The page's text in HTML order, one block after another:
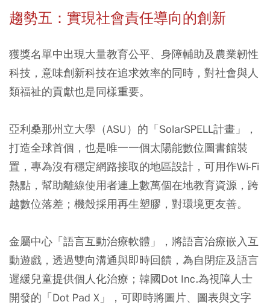
趨勢五：實現社會責任導向的創新
獲獎名單中出現大量教育公平、身障輔助及農業韌性
科技，意味創新科技在追求效率的同時，對社會與人
類福祉的貢獻也是同樣重要。
亞利桑那州立大學（ASU）的「SolarSPELL計畫」，
打造全球首個，也是唯一一個太陽能數位圖書館裝
置，專為沒有穩定網路接取的地區設計，可用作Wi-Fi
熱點，幫助離線使用者連上數萬個在地教育資源，跨
越數位落差；機殼採用再生塑膠，對環境更友善。
金屬中心「語言互動治療軟體」，將語言治療嵌入互
動遊戲，透過雙向溝通與即時回饋，為自閉症及語言
遲緩兒童提供個人化治療；韓國Dot Inc.為視障人士
開發的「Dot Pad X」，可即時將圖片、圖表與文字